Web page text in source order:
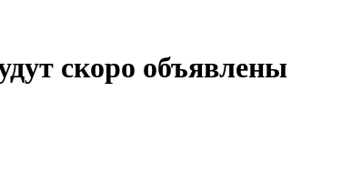
скоро объявлены